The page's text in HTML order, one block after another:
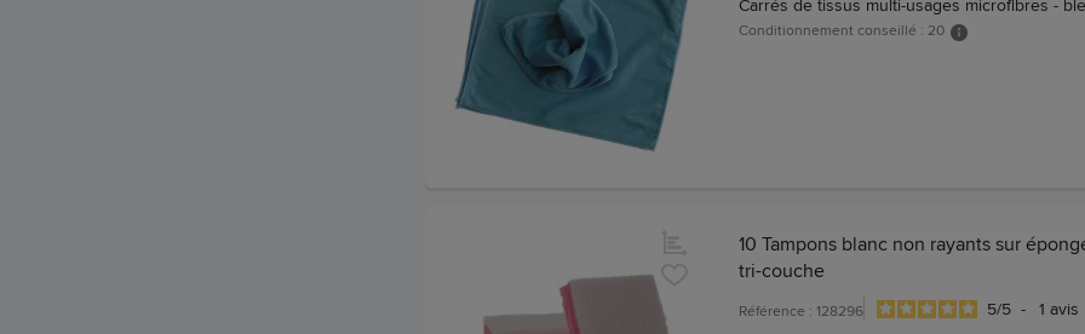
Conditionnement conseillé : 20
10 Tampons blanc non rayants sur
tri-couche
Référence : 128296 5/5 - 1 avis